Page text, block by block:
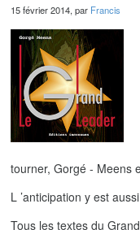
15 février 2014, par Francis
tourner, Gorgé - Meens
L ’anticipation y est
Tous les textes du